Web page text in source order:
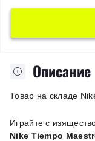
Описание
Товар на складе
Играйте с
Nike Tiempo